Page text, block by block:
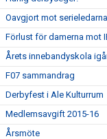
Oavgjort mot serieledarna
Förlust för damerna mot
Årets innebandyskola
F07 sammandrag
Derbyfest i Ale Kulturrum
Medlemsavgift 2015-16
Årsmöte